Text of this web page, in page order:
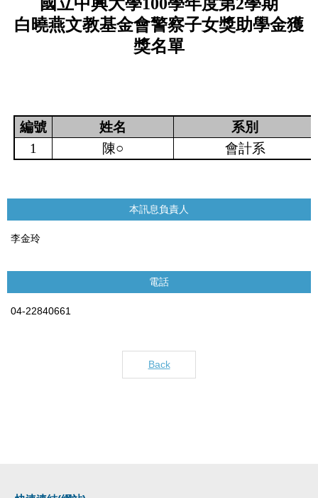
白曉燕文教基金會警察子女獎助學金獲
獎名單
編號 姓名
系別
1
陳○ 會計系
本訊息負責人
李金玲
電話
04-22840661
Back